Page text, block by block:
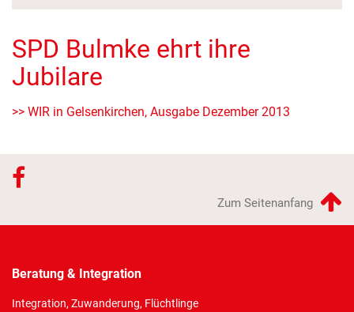
SPD Bulmke ehrt ihre
Jubilare
>> WIR in Gelsenkirchen, Ausgabe Dezember 2013
Zum Seitenanfang
Beratung & Integration
Integration, Zuwanderung, Flüchtlinge